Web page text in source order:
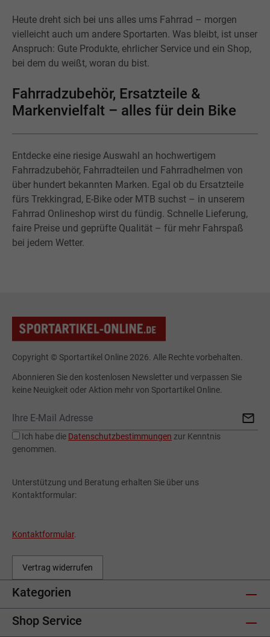
Heute dreht sich bei uns alles ums Fahrrad – morgen
vielleicht auch um andere Sportarten. Was bleibt, ist unser
Anspruch: Gute Produkte, ehrlicher Service und ein Shop,
bei dem du weißt, woran du bist.
Fahrradzubehör, Ersatzteile &
Markenvielfalt – alles für dein Bike
Entdecke eine riesige Auswahl an hochwertigem
Fahrradzubehör, Fahrradteilen und Fahrradhelmen von
über hundert bekannten Marken. Egal ob du Ersatzteile
fürs Trekkingrad, E-Bike oder MTB suchst – in unserem
Fahrrad Onlineshop wirst du fündig. Schnelle Lieferung,
faire Preise und geprüfte Qualität – für mehr Fahrspaß
bei jedem Wetter.
Copyright © Sportartikel Online 2026. Alle Rechte vorbehalten.
Abonnieren Sie den kostenlosen Newsletter und verpassen Sie
keine Neuigkeit oder Aktion mehr von Sportartikel Online.
Ich habe die Datenschutzbestimmungen zur Kenntnis
genommen.
Unterstützung und Beratung erhalten Sie über uns
Kontaktformular:
Kontaktformular.
Vertrag widerrufen
Kategorien
Shop Service